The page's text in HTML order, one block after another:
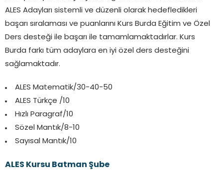
ALES Adayları sistemli ve düzenli olarak hedefledikleri
başarı sıralaması ve puanlarını Kurs Burda Eğitim ve Özel
Ders desteği ile başarı ile tamamlamaktadırlar. Kurs
Burda farkı tüm adaylara en iyi özel ders desteğini
sağlamaktadır.
ALES Matematik/30-40-50
ALES Türkçe /10
Hızlı Paragraf/10
Sözel Mantık/8-10
Sayısal Mantık/10
ALES Kursu Batman Şube